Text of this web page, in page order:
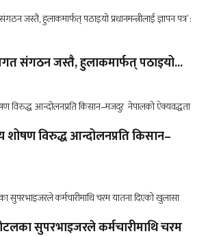
संगठन जस्तै, हुलाकमार्फत् पठाइयो...
शोषण विरुद्ध आन्दोलनप्रति किसान–
सुपरभाइजरले कर्मचारीमाथि चरम